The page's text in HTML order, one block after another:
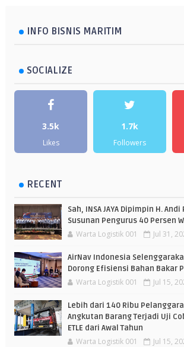
INFO BISNIS MARITIM
SOCIALIZE
3.5k
Likes
1.7k
Followers
RECENT
Sah, INSA JAYA Dipimpin H.
Susunan Pengurus 40 Persen
Warta Logistik 001 Jul 31,
AirNav Indonesia
Dorong Efisiensi Bahan Bakar
Warta Logistik 001 Jul 15,
Lebih dari 140 Ribu
Angkutan Barang Terjadi Uji
ETLE dari Awal Tahun
Warta Logistik 001 Jul 15,